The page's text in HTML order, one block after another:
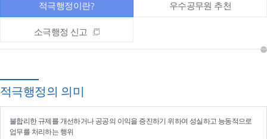
적극행정이란? 우수공무원 추천
소극행정 신고
적극행정의 의미
불합리한 규제를 개선하거나 공공의 이익을 증진하기 위하여 성실하고 능동적으로
업무를 처리하는 행위